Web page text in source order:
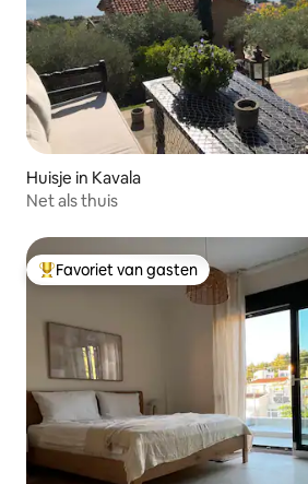
Huisje in Kavala
Net als thuis
Topfavoriet van gasten
Favoriet van gasten